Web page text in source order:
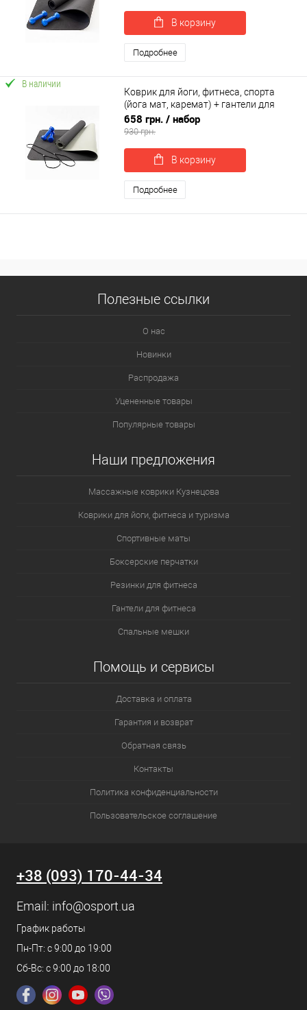
В корзину
Подробнее
В наличии
Коврик для йоги, фитнеса, спорта
(йога мат, каремат) + гантели для
фитнеса 2шт по 0.5кг OSPORT Set 62 (n-
0092)
658 грн. / набор
930 грн.
В корзину
Подробнее
Полезные ссылки
О нас
Новинки
Распродажа
Уцененные товары
Популярные товары
Наши предложения
Массажные коврики Кузнецова
Коврики для йоги, фитнеса и туризма
Спортивные маты
Боксерские перчатки
Резинки для фитнеса
Гантели для фитнеса
Спальные мешки
Помощь и сервисы
Доставка и оплата
Гарантия и возврат
Обратная связь
Контакты
Политика конфиденциальности
Пользовательское соглашение
+38 (093) 170-44-34
Email: info@osport.ua
График работы
Пн-Пт: с 9:00 до 19:00
Сб-Вс: с 9:00 до 18:00